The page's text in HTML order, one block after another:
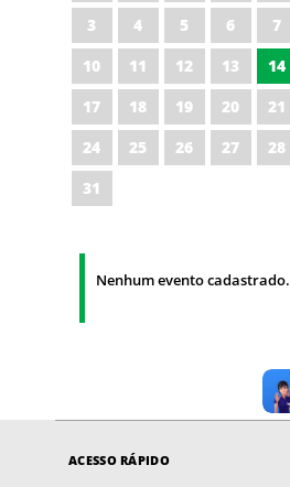
3
4 5 6 7
10
11 12 13 14
17
18 19 20 21
24
25 26 27 28
31
Nenhum evento cadastrado.
ACESSO RÁPIDO